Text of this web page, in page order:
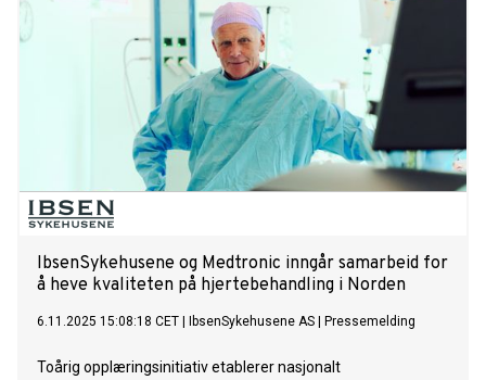
IbsenSykehusene og Medtronic inngår samarbeid for
å heve kvaliteten på hjertebehandling i Norden
6.11.2025 15:08:18 CET IbsenSykehusene AS Pressemelding
Toårig opplæringsinitiativ etablerer nasjonalt